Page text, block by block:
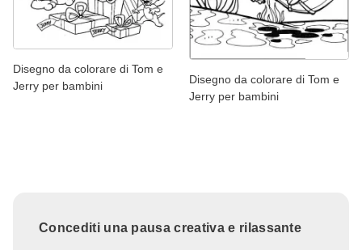
Disegno da colorare di Tom e
Jerry per bambini
Disegno da colorare di Tom e
Jerry per bambini
Concediti una pausa creativa e rilassante